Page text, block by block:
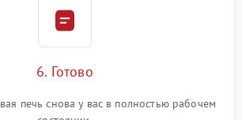
6. Готово
печь снова у вас в полностью рабочем